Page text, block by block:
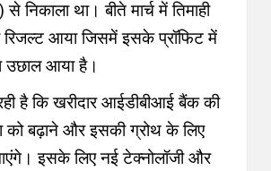
निकाला था। बीते मार्च में तिमाही
आया जिसमें इसके प्रॉफिट में
उछाल आया है।
है कि खरीदार आईडीबीआई बैंक की
को बढ़ाने और इसकी ग्रोथ के लिए
इसके लिए नई टेक्नोलॉजी और